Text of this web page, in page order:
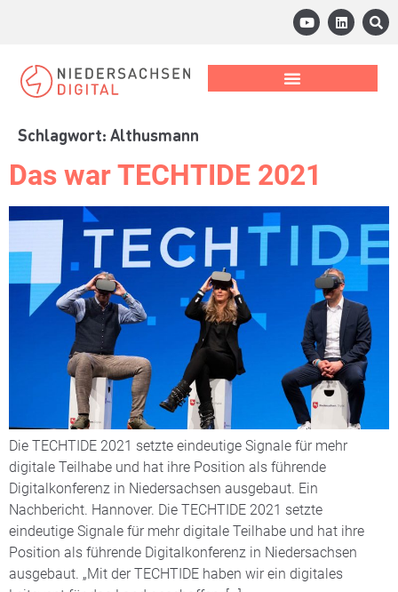
Schlagwort: Althusmann
Das war TECHTIDE 2021
Die TECHTIDE 2021 setzte eindeutige Signale für mehr
digitale Teilhabe und hat ihre Position als führende
Digitalkonferenz in Niedersachsen ausgebaut. Ein
Nachbericht. Hannover. Die TECHTIDE 2021 setzte
eindeutige Signale für mehr digitale Teilhabe und hat ihre
Position als führende Digitalkonferenz in Niedersachsen
ausgebaut. „Mit der TECHTIDE haben wir ein digitales